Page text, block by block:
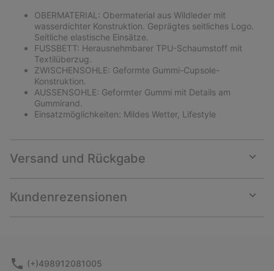
OBERMATERIAL: Obermaterial aus Wildleder mit
wasserdichter Konstruktion. Geprägtes seitliches Logo.
Seitliche elastische Einsätze.
FUSSBETT: Herausnehmbarer TPU-Schaumstoff mit
Textilüberzug.
ZWISCHENSOHLE: Geformte Gummi-Cupsole-
Konstruktion.
AUSSENSOHLE: Geformter Gummi mit Details am
Gummirand.
Einsatzmöglichkeiten: Mildes Wetter, Lifestyle
Versand und Rückgabe
or
Kundenrezensionen
or
(+)498912081005